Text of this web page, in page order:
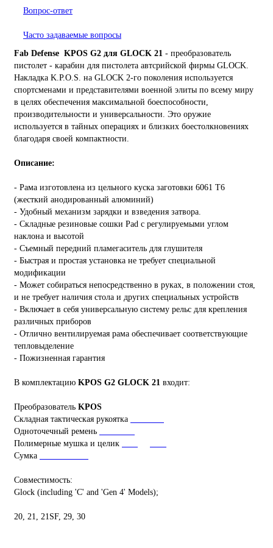
Вопрос-ответ
Часто задаваемые вопросы
Fab Defense KPOS G2 для GLOCK 21 - преобразователь
пистолет - карабин для пистолета автсрийской фирмы GLOCK.
Накладка K.P.O.S. на GLOCK 2-го поколения используется
спортсменами и представителями военной элиты по всему миру
в целях обеспечения максимальной боеспособности,
производительности и универсальности. Это оружие
используется в тайных операциях и близких боестолкновениях
благодаря своей компактности.
Описание:
- Рама изготовлена из цельного куска заготовки 6061 T6
(жесткий анодированный алюминий)
- Удобный механизм зарядки и взведения затвора.
- Складные резиновые сошки Pad с регулируемыми углом
наклона и высотой
- Съемный передний пламегаситель для глушителя
- Быстрая и простая установка не требует специальной
модификации
- Может собираться непосредственно в руках, в положении стоя,
и не требует наличия стола и других специальных устройств
- Включает в себя универсальную систему рельс для крепления
различных приборов
- Отлично вентилируемая рама обеспечивает соответствующие
тепловыделение
- Пожизненная гарантия
В комплектацию KPOS G2 GLOCK 21 входит:
Преобразователь KPOS
Складная тактическая рукоятка
Одноточечный ремень
Полимерные мушка и целик
Сумка
Совместимость:
Glock (including 'C' and 'Gen 4' Models);
20, 21, 21SF, 29, 30